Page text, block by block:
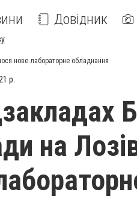
Довідник
нове лабораторне обладнання
р.
на